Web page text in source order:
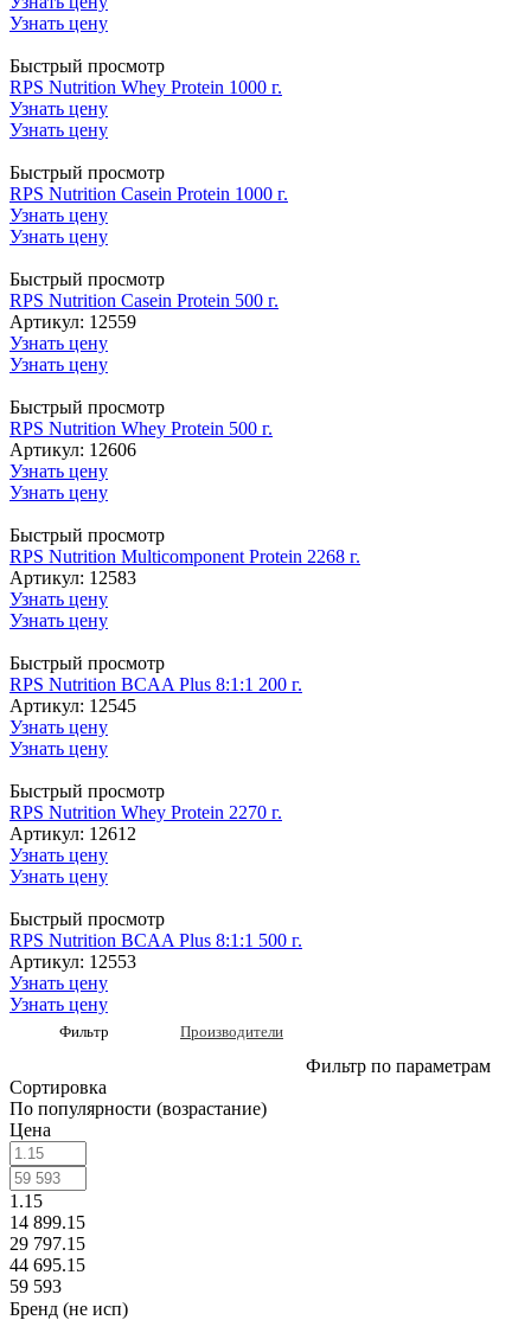
Узнать цену
Быстрый просмотр
RPS Nutrition Whey Protein 1000 г.
Узнать цену
Узнать цену
Быстрый просмотр
RPS Nutrition Casein Protein 1000 г.
Узнать цену
Узнать цену
Быстрый просмотр
RPS Nutrition Casein Protein 500 г.
Артикул: 12559
Узнать цену
Узнать цену
Быстрый просмотр
RPS Nutrition Whey Protein 500 г.
Артикул: 12606
Узнать цену
Узнать цену
Быстрый просмотр
RPS Nutrition Multicomponent Protein 2268 г.
Артикул: 12583
Узнать цену
Узнать цену
Быстрый просмотр
RPS Nutrition BCAA Plus 8:1:1 200 г.
Артикул: 12545
Узнать цену
Узнать цену
Быстрый просмотр
RPS Nutrition Whey Protein 2270 г.
Артикул: 12612
Узнать цену
Узнать цену
Быстрый просмотр
RPS Nutrition BCAA Plus 8:1:1 500 г.
Артикул: 12553
Узнать цену
Узнать цену
Фильтр Производители
Фильтр по параметрам
Сортировка
По популярности (возрастание)
Цена
1.15
14 899.15
29 797.15
44 695.15
59 593
Бренд (не исп)